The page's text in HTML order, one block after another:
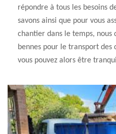
répondre à tous les besoins
savons ainsi que pour vous
chantier dans le temps, nous
bennes pour le transport des
vous pouvez alors être